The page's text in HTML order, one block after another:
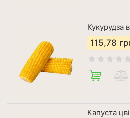
Кукурудза
115,78
Капуста